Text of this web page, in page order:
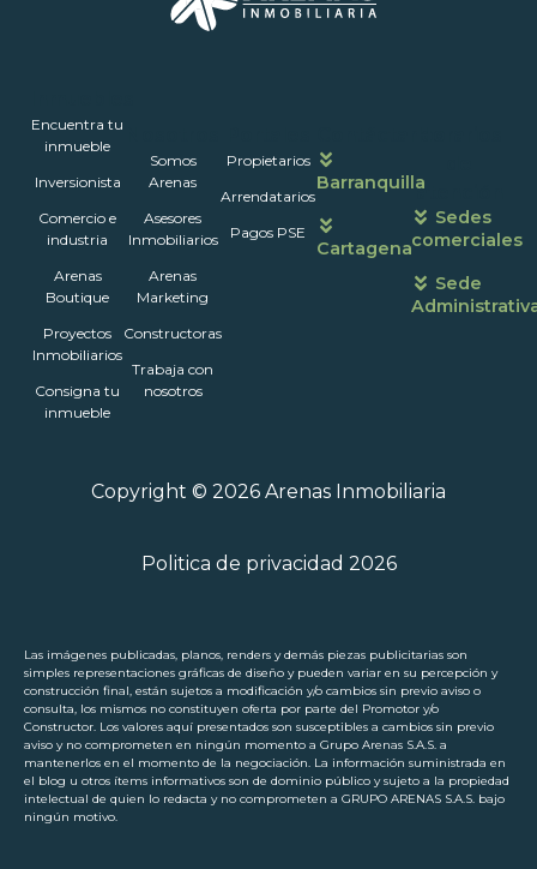
Encuentra tu
inmueble
Inversionista
Comercio e
industria
Arenas
Boutique
Proyectos
Inmobiliarios
Consigna tu
inmueble
Somos
Arenas
Asesores
Inmobiliarios
Arenas
Marketing
Constructoras
Trabaja con
nosotros
Propietarios
Arrendatarios
Pagos PSE
Barranquilla
Cartagena
atención
Sedes
comerciales
Sede
Copyright © 2026 Arenas Inmobiliaria
Politica de privacidad 2026
Las imágenes publicadas, planos, renders y demás piezas publicitarias son
simples representaciones gráficas de diseño y pueden variar en su percepción y
construcción final, están sujetos a modificación y/o cambios sin previo aviso o
consulta, los mismos no constituyen oferta por parte del Promotor y/o
Constructor. Los valores aquí presentados son susceptibles a cambios sin previo
aviso y no comprometen en ningún momento a Grupo Arenas S.A.S. a
mantenerlos en el momento de la negociación. La información suministrada en
el blog u otros ítems informativos son de dominio público y sujeto a la propiedad
intelectual de quien lo redacta y no comprometen a GRUPO ARENAS S.A.S. bajo
ningún motivo.